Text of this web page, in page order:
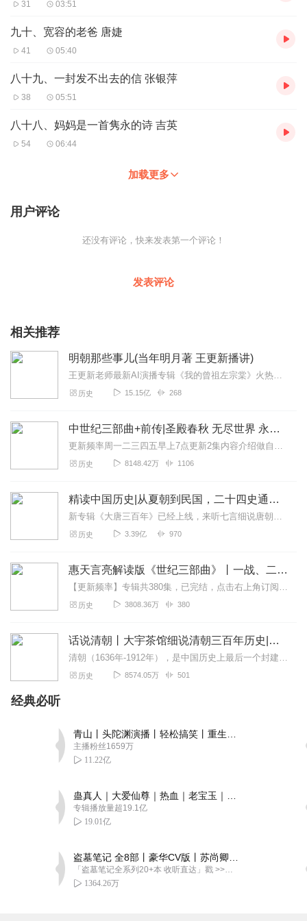
31 03:51
九十、宽容的老爸 唐婕
41 05:40
八十九、一封发不出去的信 张银萍
38 05:51
八十八、妈妈是一首隽永的诗 吉英
54 06:44
加载更多
用户评论
还没有评论，快来发表第一个评论！
发表评论
相关推荐
明朝那些事儿(当年明月著 王更新播讲)
王更新老师最新AI演播专辑《我的曾祖左宗棠》火热更新中！从曾孙视角看帝国脊梁左宗棠的B面人生！【大咖推荐】明月的写作不仅笔锋活泼幽默，而且加进了自己的感悟，这就...
历史 15.15亿 268
中世纪三部曲+前传|圣殿春秋 无尽世界 永恒火焰 暗夜与黎明|惠天言亮解读版
更新频率周一二三四五早上7点更新2集内容介绍做自己喜欢的事，直到世界为你改变。言亮、惠天，为你解读世界级畅销IP--肯·福莱特《中世纪三部曲》+前传《暗夜与...
历史 8148.42万 1106
精读中国历史|从夏朝到民国，二十四史通史解析，中华上下五千年
新专辑《大唐三百年》已经上线，来听七言细说唐朝三百年历史吧。点击即可跳转收听。【精读中国历史】立足正史，现代阐释。溯本清源，守正创新。比小说还精彩的正说中国历...
历史 3.39亿 970
惠天言亮解读版《世纪三部曲》丨一战、二战、冷战
【更新频率】专辑共380集，已完结，点击右上角订阅按钮，VIP免费听！【社群福利】2024熊猫君听书社群全新升级，欢迎熊猫君的粉丝听友们入群交流，更多新鲜玩法和...
历史 3808.36万 380
话说清朝丨大宇茶馆细说清朝三百年历史|从努尔哈赤到末代皇帝溥仪|康熙雍正乾隆
清朝（1636年-1912年），是中国历史上最后一个封建王朝，共传十二帝，统治者为爱新觉罗氏。从努尔哈赤建立后金起，总计296年。从皇太极改国号为清起，国祚27...
历史 8574.05万 501
经典必听
主播粉丝1659万
11.22亿
专辑播放量超19.1亿
19.01亿
「盗墓笔记全系列20+本 收听直达」戳 >>改编自南派三叔同名作品，腾讯音乐娱乐集团出品，冠声文化制作，...
1364.26万